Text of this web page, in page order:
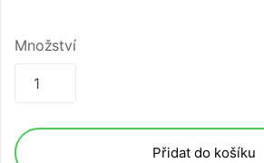
Množství
Přidat do košíku